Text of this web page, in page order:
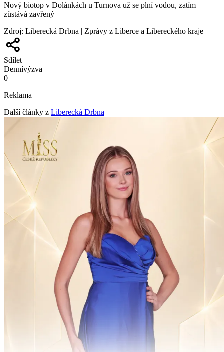
Nový biotop v Dolánkách u Turnova už se plní vodou, zatím
zůstává zavřený
Zdroj: Liberecká Drbna | Zprávy z Liberce a Libereckého kraje
Sdílet
Dennívýzva
0
Reklama
Další články z Liberecká Drbna